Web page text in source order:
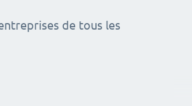
de tous les